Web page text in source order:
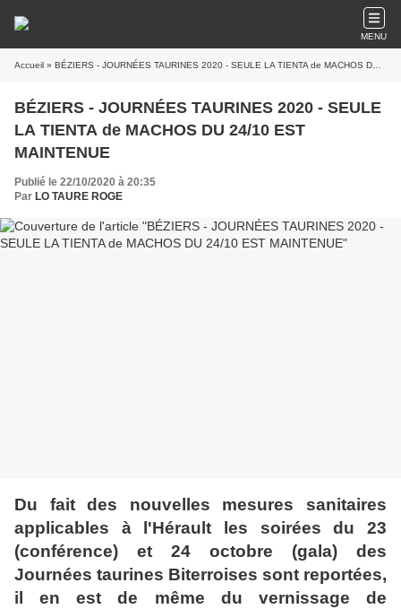
MENU
Accueil » BÉZIERS - JOURNÉES TAURINES 2020 - SEULE LA TIENTA de MACHOS DU 24/10 EST MAINTENUE
BÉZIERS - JOURNÉES TAURINES 2020 - SEULE
LA TIENTA de MACHOS DU 24/10 EST
MAINTENUE
Publié le 22/10/2020 à 20:35
Par LO TAURE ROGE
Du fait des nouvelles mesures sanitaires
applicables à l'Hérault les soirées du 23
(conférence) et 24 octobre (gala) des
Journées taurines Biterroises sont reportées,
il en est de même du vernissage de